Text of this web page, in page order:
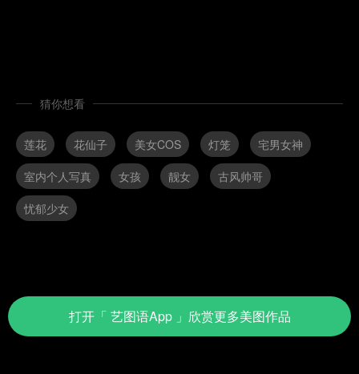
猜你想看
莲花 花仙子 美女COS 灯笼
宅男女神
室内个人写真
女孩 靓女
古风帅哥
忧郁少女
打开「 艺图语App 」 欣赏更多美图作品